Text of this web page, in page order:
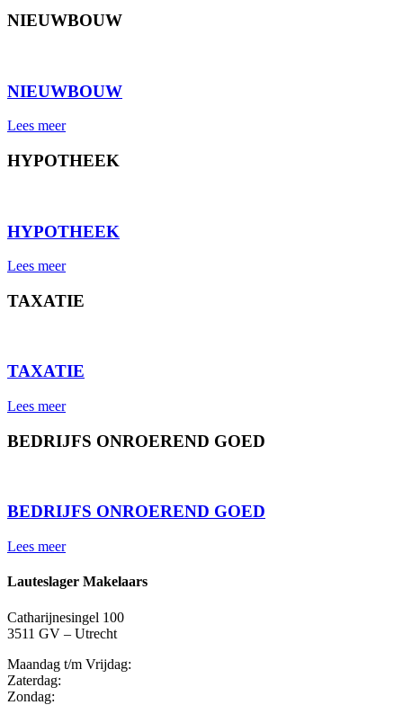
NIEUWBOUW
NIEUWBOUW
Lees meer
HYPOTHEEK
HYPOTHEEK
Lees meer
TAXATIE
TAXATIE
Lees meer
BEDRIJFS ONROEREND GOED
BEDRIJFS ONROEREND GOED
Lees meer
Lauteslager Makelaars
Catharijnesingel 100
3511 GV – Utrecht
Maandag t/m Vrijdag:
Zaterdag:
Zondag: